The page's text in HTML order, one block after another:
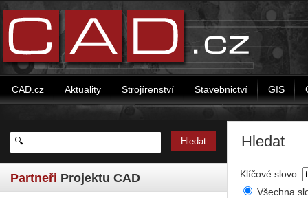
CAD.cz Aktuality Strojírenství Stavebnictví GIS
Partneři Projektu CAD
Hledat
Klíčové slovo:
Všechna